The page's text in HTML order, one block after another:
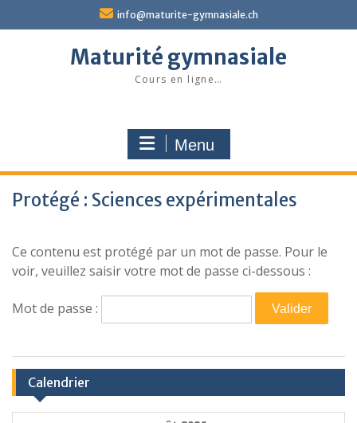
info@maturite-gymnasiale.ch
Maturité gymnasiale
Cours en ligne…
Menu
Protégé : Sciences expérimentales
Ce contenu est protégé par un mot de passe. Pour le
voir, veuillez saisir votre mot de passe ci-dessous :
Mot de passe :
Calendrier